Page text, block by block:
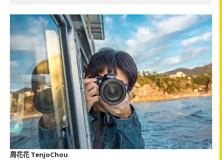
周花花 TenjoChou